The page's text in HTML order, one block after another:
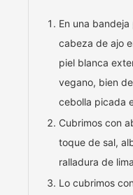
En una
cabeza de ajo
piel blanca
vegano, bien
cebolla picada
Cubrimos con
toque de sal,
ralladura de
Lo cubrimos